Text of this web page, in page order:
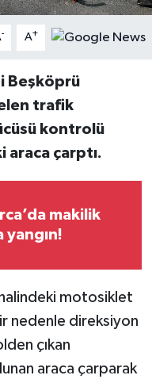
- A+
Beşköprü
trafik
kontrolü
araca çarptı.
makilik
yangın!
motosiklet
nedenle direksiyon
çıkan
araca çarparak